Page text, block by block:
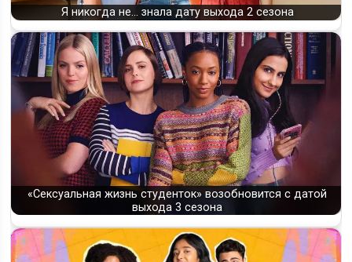
Я никогда не... знала дату выхода 2 сезона
«Сексуальная жизнь студенток» возобновится с датой
выхода 3 сезона